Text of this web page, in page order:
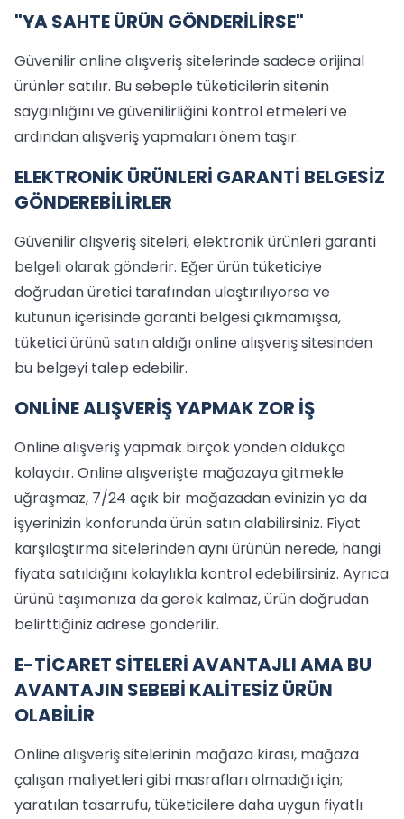
"YA SAHTE ÜRÜN GÖNDERİLİRSE"
Güvenilir online alışveriş sitelerinde sadece orijinal
ürünler satılır. Bu sebeple tüketicilerin sitenin
saygınlığını ve güvenilirliğini kontrol etmeleri ve
ardından alışveriş yapmaları önem taşır.
ELEKTRONİK ÜRÜNLERİ GARANTİ BELGESİZ
GÖNDEREBİLİRLER
Güvenilir alışveriş siteleri, elektronik ürünleri garanti
belgeli olarak gönderir. Eğer ürün tüketiciye
doğrudan üretici tarafından ulaştırılıyorsa ve
kutunun içerisinde garanti belgesi çıkmamışsa,
tüketici ürünü satın aldığı online alışveriş sitesinden
bu belgeyi talep edebilir.
ONLİNE ALIŞVERİŞ YAPMAK ZOR İŞ
Online alışveriş yapmak birçok yönden oldukça
kolaydır. Online alışverişte mağazaya gitmekle
uğraşmaz, 7/24 açık bir mağazadan evinizin ya da
işyerinizin konforunda ürün satın alabilirsiniz. Fiyat
karşılaştırma sitelerinden aynı ürünün nerede, hangi
fiyata satıldığını kolaylıkla kontrol edebilirsiniz. Ayrıca
ürünü taşımanıza da gerek kalmaz, ürün doğrudan
belirttiğiniz adrese gönderilir.
E-TİCARET SİTELERİ AVANTAJLI AMA BU
AVANTAJIN SEBEBİ KALİTESİZ ÜRÜN
OLABİLİR
Online alışveriş sitelerinin mağaza kirası, mağaza
çalışan maliyetleri gibi masrafları olmadığı için;
yaratılan tasarrufu, tüketicilere daha uygun fiyatlı